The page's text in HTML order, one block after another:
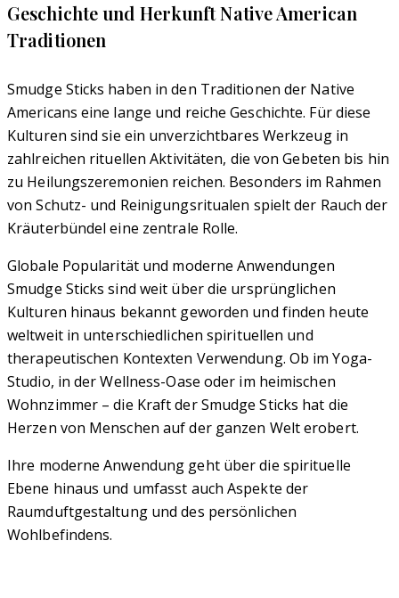
Geschichte und Herkunft Native American
Traditionen
Smudge Sticks haben in den Traditionen der Native
Americans eine lange und reiche Geschichte. Für diese
Kulturen sind sie ein unverzichtbares Werkzeug in
zahlreichen rituellen Aktivitäten, die von Gebeten bis hin
zu Heilungszeremonien reichen. Besonders im Rahmen
von Schutz- und Reinigungsritualen spielt der Rauch der
Kräuterbündel eine zentrale Rolle.
Globale Popularität und moderne Anwendungen
Smudge Sticks sind weit über die ursprünglichen
Kulturen hinaus bekannt geworden und finden heute
weltweit in unterschiedlichen spirituellen und
therapeutischen Kontexten Verwendung. Ob im Yoga-
Studio, in der Wellness-Oase oder im heimischen
Wohnzimmer – die Kraft der Smudge Sticks hat die
Herzen von Menschen auf der ganzen Welt erobert.
Ihre moderne Anwendung geht über die spirituelle
Ebene hinaus und umfasst auch Aspekte der
Raumduftgestaltung und des persönlichen
Wohlbefindens.